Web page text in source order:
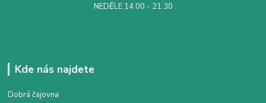
NEDĚLE 14:00 - 21:30
Kde nás najdete
Dobrá čajovna